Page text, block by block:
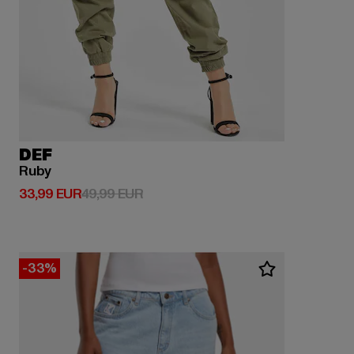
DEF
Ruby
33,99 EUR
Derzeitiger Preis: 33,99 EUR
49,99 EURAktionspreis: 49,99 EUR
-33%